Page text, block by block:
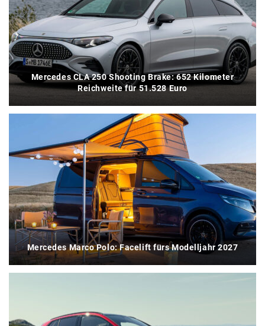
Mercedes CLA 250 Shooting Brake: 652 Kilometer
Reichweite für 51.528 Euro
Mercedes Marco Polo: Facelift fürs Modelljahr 2027